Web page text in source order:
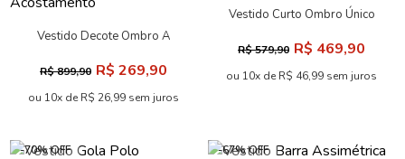
Vestido Decote Ombro A
Acostamento
R$ 899,90 R$ 269,90
ou 10x de R$ 26,99 sem juros
Vestido Curto Ombro Único
R$ 579,90 R$ 469,90
ou 10x de R$ 46,99 sem juros
-70% OFF -67% OFF